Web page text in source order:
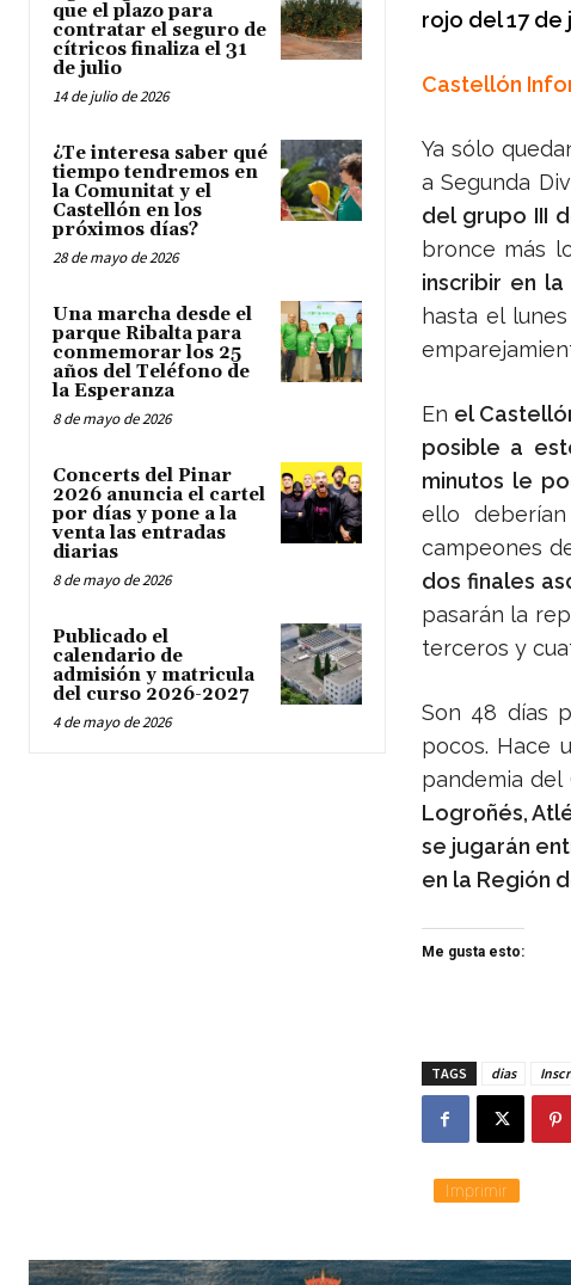
que el plazo para
contratar el seguro de
cítricos finaliza el 31
de julio
14 de julio de 2026
¿Te interesa saber qué
tiempo tendremos en
la Comunitat y el
Castellón en los
próximos días?
28 de mayo de 2026
Una marcha desde el
parque Ribalta para
conmemorar los 25
años del Teléfono de
la Esperanza
8 de mayo de 2026
Concerts del Pinar
2026 anuncia el cartel
por días y pone a la
venta las entradas
diarias
8 de mayo de 2026
Publicado el
calendario de
admisión y matricula
del curso 2026-2027
4 de mayo de 2026
rojo del 17 de
Castellón
Ya sólo
a Segunda
del grupo III
bronce más
inscribir en la
hasta el
En el
posible a
minutos le
ello
campeones
dos finales
pasarán la
terceros y
Son 48 días
pocos. Hace
pandemia del
Logroñés,
se jugarán
en la Región
Me gusta esto:
TAGS dias
Imprimir